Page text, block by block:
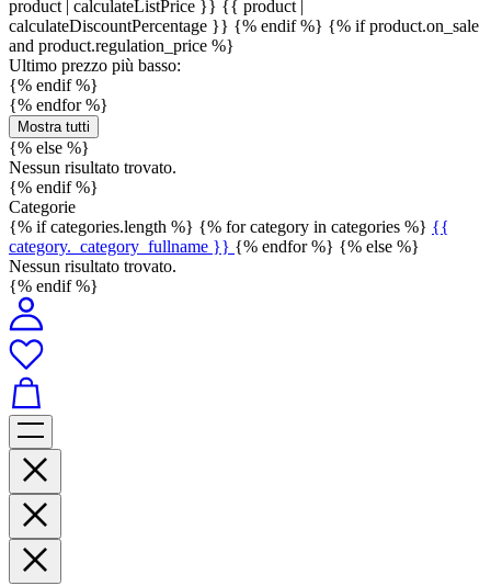
product | calculateListPrice }} {{ product |
calculateDiscountPercentage }} {% endif %} {% if product.on_sale
and product.regulation_price %}
Ultimo prezzo più basso:
{% endif %}
{% endfor %}
Mostra tutti
{% else %}
Nessun risultato trovato.
{% endif %}
Categorie
{% if categories.length %} {% for category in categories %} {{
category._category_fullname }} {% endfor %} {% else %}
Nessun risultato trovato.
{% endif %}